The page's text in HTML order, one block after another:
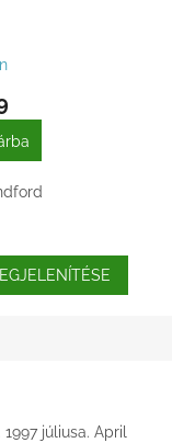
júliusa. April